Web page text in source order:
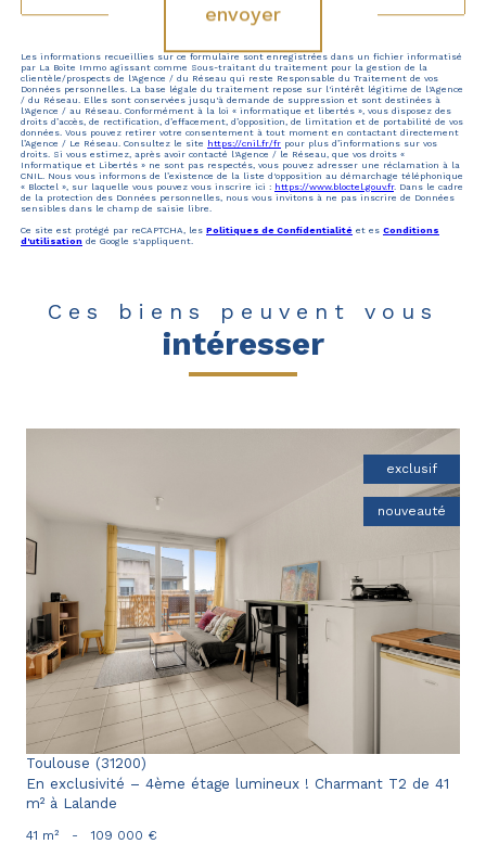
envoyer
Les informations recueillies sur ce formulaire sont enregistrées dans un fichier informatisé
par La Boite Immo agissant comme Sous-traitant du traitement pour la gestion de la
clientèle/prospects de l'Agence / du Réseau qui reste Responsable du Traitement de vos
Données personnelles. La base légale du traitement repose sur l'intérêt légitime de l'Agence
/ du Réseau. Elles sont conservées jusqu'à demande de suppression et sont destinées à
l'Agence / au Réseau. Conformément à la loi « informatique et libertés », vous disposez des
droits d’accès, de rectification, d’effacement, d’opposition, de limitation et de portabilité de vos
données. Vous pouvez retirer votre consentement à tout moment en contactant directement
l’Agence / Le Réseau. Consultez le site https://cnil.fr/fr pour plus d’informations sur vos
droits. Si vous estimez, après avoir contacté l'Agence / le Réseau, que vos droits «
Informatique et Libertés » ne sont pas respectés, vous pouvez adresser une réclamation à la
CNIL. Nous vous informons de l’existence de la liste d'opposition au démarchage téléphonique
« Bloctel », sur laquelle vous pouvez vous inscrire ici : https://www.bloctel.gouv.fr. Dans le cadre
de la protection des Données personnelles, nous vous invitons à ne pas inscrire de Données
sensibles dans le champ de saisie libre.
Ce site est protégé par reCAPTCHA, les Politiques de Confidentialité et es Conditions
d'utilisation de Google s'appliquent.
Ces biens peuvent vous
intéresser
exclusif
nouveauté
voir le bien
Toulouse (31200)
En exclusivité – 4ème étage lumineux ! Charmant T2 de 41
m² à Lalande
41 m² - 109 000 €